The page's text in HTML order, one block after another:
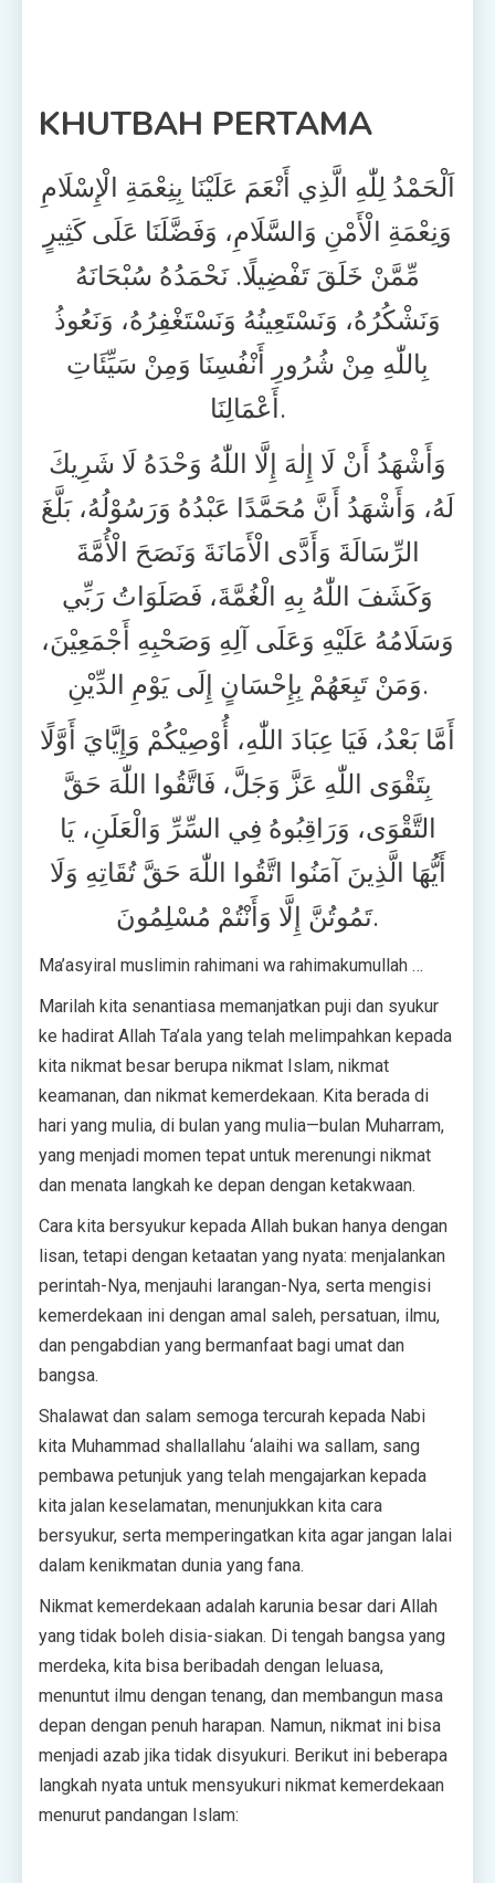
KHUTBAH PERTAMA
اَلْحَمْدُ لِلّٰهِ الَّذِي أَنْعَمَ عَلَيْنَا بِنِعْمَةِ الْإِسْلَامِ
وَنِعْمَةِ الْأَمْنِ وَالسَّلَامِ، وَفَضَّلَنَا عَلَى كَثِيرٍ
مِّمَّنْ خَلَقَ تَفْضِيلًا. نَحْمَدُهُ سُبْحَانَهُ
وَنَشْكُرُهُ، وَنَسْتَعِينُهُ وَنَسْتَغْفِرُهُ، وَنَعُوذُ
بِاللّٰهِ مِنْ شُرُورِ أَنْفُسِنَا وَمِنْ سَيِّئَاتِ
أَعْمَالِنَا.
وَأَشْهَدُ أَنْ لَا إِلٰهَ إِلَّا اللّٰهُ وَحْدَهُ لَا شَرِيكَ
لَهُ، وَأَشْهَدُ أَنَّ مُحَمَّدًا عَبْدُهُ وَرَسُوْلُهُ، بَلَّغَ
الرِّسَالَةَ وَأَدَّى الْأَمَانَةَ وَنَصَحَ الْأُمَّةَ
وَكَشَفَ اللّٰهُ بِهِ الْغُمَّةَ، فَصَلَوَاتُ رَبِّي
وَسَلَامُهُ عَلَيْهِ وَعَلَى آلِهِ وَصَحْبِهِ أَجْمَعِيْنَ،
وَمَنْ تَبِعَهُمْ بِإِحْسَانٍ إِلَى يَوْمِ الدِّيْنِ.
أَمَّا بَعْدُ، فَيَا عِبَادَ اللّٰهِ، أُوْصِيْكُمْ وَإِيَّايَ أَوَّلًا
بِتَقْوَى اللّٰهِ عَزَّ وَجَلَّ، فَاتَّقُوا اللّٰهَ حَقَّ
التَّقْوَى، وَرَاقِبُوهُ فِي السِّرِّ وَالْعَلَنِ، يَا
أَيُّهَا الَّذِينَ آمَنُوا اتَّقُوا اللّٰهَ حَقَّ تُقَاتِهِ وَلَا
تَمُوتُنَّ إِلَّا وَأَنْتُمْ مُسْلِمُونَ.
Ma’asyiral muslimin rahimani wa rahimakumullah …
Marilah kita senantiasa memanjatkan puji dan syukur
ke hadirat Allah Ta’ala yang telah melimpahkan kepada
kita nikmat besar berupa nikmat Islam, nikmat
keamanan, dan nikmat kemerdekaan. Kita berada di
hari yang mulia, di bulan yang mulia—bulan Muharram,
yang menjadi momen tepat untuk merenungi nikmat
dan menata langkah ke depan dengan ketakwaan.
Cara kita bersyukur kepada Allah bukan hanya dengan
lisan, tetapi dengan ketaatan yang nyata: menjalankan
perintah-Nya, menjauhi larangan-Nya, serta mengisi
kemerdekaan ini dengan amal saleh, persatuan, ilmu,
dan pengabdian yang bermanfaat bagi umat dan
bangsa.
Shalawat dan salam semoga tercurah kepada Nabi
kita Muhammad shallallahu ‘alaihi wa sallam, sang
pembawa petunjuk yang telah mengajarkan kepada
kita jalan keselamatan, menunjukkan kita cara
bersyukur, serta memperingatkan kita agar jangan lalai
dalam kenikmatan dunia yang fana.
Nikmat kemerdekaan adalah karunia besar dari Allah
yang tidak boleh disia-siakan. Di tengah bangsa yang
merdeka, kita bisa beribadah dengan leluasa,
menuntut ilmu dengan tenang, dan membangun masa
depan dengan penuh harapan. Namun, nikmat ini bisa
menjadi azab jika tidak disyukuri. Berikut ini beberapa
langkah nyata untuk mensyukuri nikmat kemerdekaan
menurut pandangan Islam: